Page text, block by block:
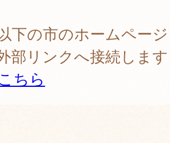
下の市のホームペー
部リンクへ接続しま
ちら